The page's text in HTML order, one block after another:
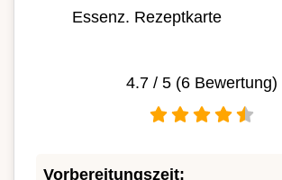
Essenz. Rezeptkarte
4.7 / 5 (6 Bewertung)
Vorbereitungszeit: